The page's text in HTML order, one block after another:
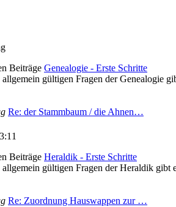
Genealogie - Erste Schritte
gültigen Fragen der Genealogie
Re: der Stammbaum / die Ahnen…
Heraldik - Erste Schritte
gültigen Fragen der Heraldik
Re: Zuordnung Hauswappen zur …